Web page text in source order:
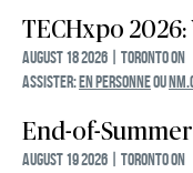
TECHxpo
August 18 2026 | Toronto ON
ASSISTER:EN PERSONNEOu
End-of-
August 19 2026 | Toronto ON